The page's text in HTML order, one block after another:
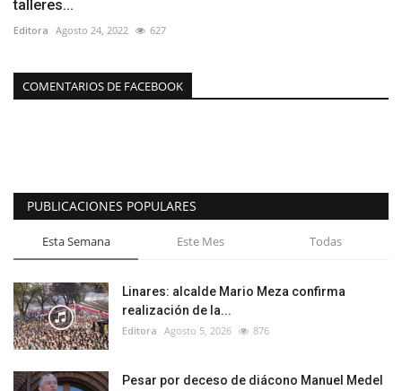
talleres...
Editora Agosto 24, 2022 627
COMENTARIOS DE FACEBOOK
PUBLICACIONES POPULARES
Esta Semana Este Mes Todas
Linares: alcalde Mario Meza confirma
realización de la...
Editora Agosto 5, 2026 876
Pesar por deceso de diácono Manuel Medel